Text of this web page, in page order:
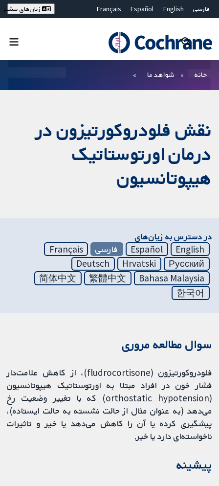
فارسی English
Español
Français
Bahasa Malaysia
ไทย
繁體中文
زبان‌های بیشتر
خانه شواهد ما
نقش فلودروکورتیزون در
درمان اورتوستاتیک
هیپوتانسیون
در دسترس به زیان‌های
English
Español فارسی
Français
Русский
Hrvatski
Deutsch
Bahasa Malaysia
繁體中文
简体中文
한국어
سوال مطالعه مروری
فلودروکورتیزون (fludrocortisone)، از کاهش علامت‌دار
فشار خون در افراد مبتلا به اورتوستاتیک هیپوتانسیون
(orthostatic hypotension) که با تغییر وضعیت رخ
می‌دهد (به عنوان مثال از حالت نشسته به حالت ایستاده)،
پیشگیری کرده یا آن را کاهش می‌دهد یا خیر و تاثیرات
ناخواسته‌ای دارد یا خیر.
پیشینه